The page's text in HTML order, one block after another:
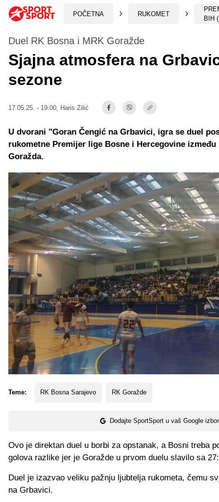
POČETNA RUKOMET
BIH
Duel RK Bosna i MRK Goražde
Sjajna atmosfera na
sezone
17.05.25. - 19:00, Haris Zilić
Teme: RK Bosna Sarajevo RK Goražde
Dodajte SportSport u vaš Google izbor
U dvorani "Goran Čengić na Grbavici, igra se duel
rukometne Premijer lige Bosne i Hercegovine između
Goražda.
Ovo je direktan duel u borbi za opstanak, a Bosni treba
golova razlike jer je Goražde u prvom duelu slavilo sa
Duel je izazvao veliku pažnju ljubtelja rukometa, čemu
na Grbavici.